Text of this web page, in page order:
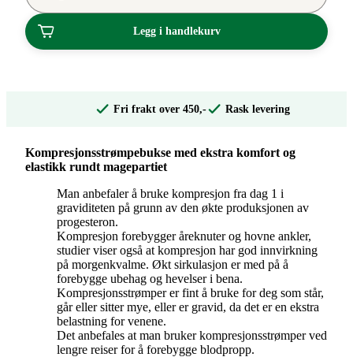
Legg i handlekurv
Fri frakt over 450,- Rask levering
Kompresjonsstrømpebukse med ekstra komfort og
elastikk rundt magepartiet
Man anbefaler å bruke kompresjon fra dag 1 i
graviditeten på grunn av den økte produksjonen av
progesteron.
Kompresjon forebygger åreknuter og hovne ankler,
studier viser også at kompresjon har god innvirkning
på morgenkvalme. Økt sirkulasjon er med på å
forebygge ubehag og hevelser i bena.
Kompresjonsstrømper er fint å bruke for deg som står,
går eller sitter mye, eller er gravid, da det er en ekstra
belastning for venene.
Det anbefales at man bruker kompresjonsstrømper ved
lengre reiser for å forebygge blodpropp.